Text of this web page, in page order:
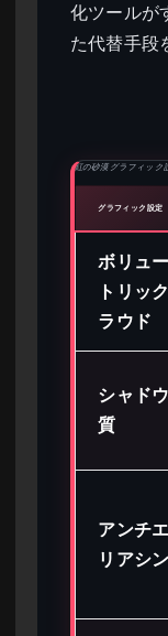
化ツールが
た代替手段
紅の砂漠 グラフィック
グラフィック設定
ボリュ
トリッ
ラウド
シャド
質
アンチ
リアシ